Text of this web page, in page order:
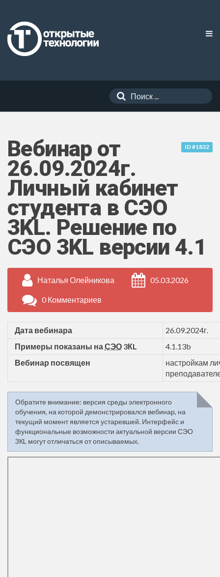
ID #1832
Вебинар от
26.09.2024г.
Личный кабинет
студента в СЭО
3KL. Решение по
СЭО 3KL версии 4.1
Наталья Олейникова 05.03.2026
0 Комментариев
Дата вебинара
26.09.2024г.
Примеры показаны наСЭО 3КL
4.1.13b
Вебинар посвящен
настройкам
Обратите внимание: версия среды электронного
обучения, на которой демонстрировался вебинар, на
текущий момент является устаревшей. Интерфейс и
функциональные возможности актуальной версии СЭО
3КL могут отличаться от описываемых.